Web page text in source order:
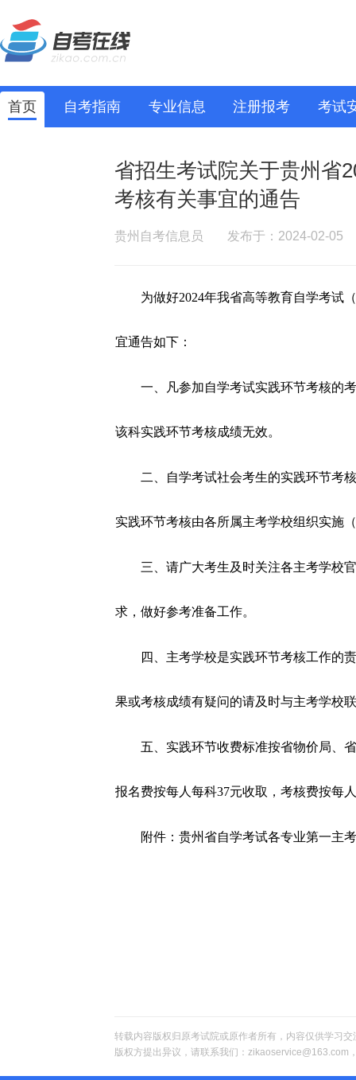
首页 自考指南 专业信息 注册报考 考试
省招生考试院关于贵州省
考核有关事宜的通告
贵州自考信息员 发布于：2024-02-05
为做好2024年我省高等教育自学考试
宜通告如下：
一、凡参加自学考试实践环节考核的
该科实践环节考核成绩无效。
二、自学考试社会考生的实践环节考
实践环节考核由各所属主考学校组织实施
三、请广大考生及时关注各主考学校
求，做好参考准备工作。
四、主考学校是实践环节考核工作的
果或考核成绩有疑问的请及时与主考学校
五、实践环节收费标准按省物价局、
报名费按每人每科37元收取，考核费按每
附件：贵州省自学考试各专业第一主
转载内容版权归原考试院或原作者所有，内容仅供学习
版权方提出异议，请联系我们：zikaoservice@163.com